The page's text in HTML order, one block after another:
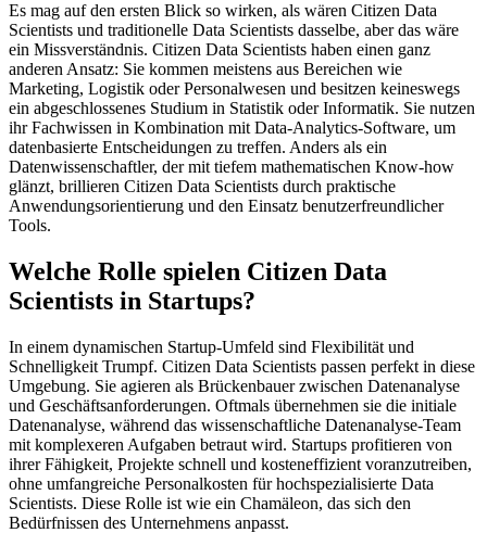
Es mag auf den ersten Blick so wirken, als wären Citizen Data
Scientists und traditionelle Data Scientists dasselbe, aber das wäre
ein Missverständnis. Citizen Data Scientists haben einen ganz
anderen Ansatz: Sie kommen meistens aus Bereichen wie
Marketing, Logistik oder Personalwesen und besitzen keineswegs
ein abgeschlossenes Studium in Statistik oder Informatik. Sie nutzen
ihr Fachwissen in Kombination mit Data-Analytics-Software, um
datenbasierte Entscheidungen zu treffen. Anders als ein
Datenwissenschaftler, der mit tiefem mathematischen Know-how
glänzt, brillieren Citizen Data Scientists durch praktische
Anwendungsorientierung und den Einsatz benutzerfreundlicher
Tools.
Welche Rolle spielen Citizen Data
Scientists in Startups?
In einem dynamischen Startup-Umfeld sind Flexibilität und
Schnelligkeit Trumpf. Citizen Data Scientists passen perfekt in diese
Umgebung. Sie agieren als Brückenbauer zwischen Datenanalyse
und Geschäftsanforderungen. Oftmals übernehmen sie die initiale
Datenanalyse, während das wissenschaftliche Datenanalyse-Team
mit komplexeren Aufgaben betraut wird. Startups profitieren von
ihrer Fähigkeit, Projekte schnell und kosteneffizient voranzutreiben,
ohne umfangreiche Personalkosten für hochspezialisierte Data
Scientists. Diese Rolle ist wie ein Chamäleon, das sich den
Bedürfnissen des Unternehmens anpasst.